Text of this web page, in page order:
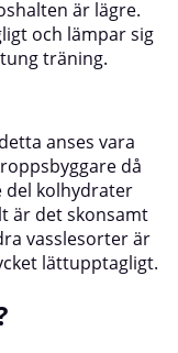
är lägre.
och lämpar sig
träning.
anses vara
då
del kolhydrater
är det skonsamt
vasslesorter är
lättupptagligt.